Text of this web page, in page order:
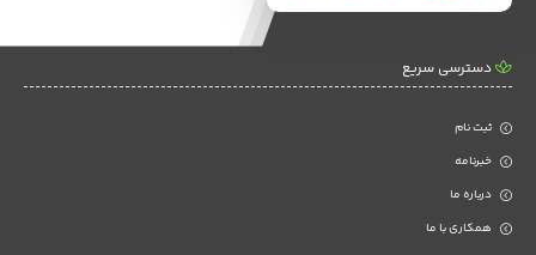
دسترسی سریع
ثبت نام
خبرنامه
درباره ما
همکاری با ما